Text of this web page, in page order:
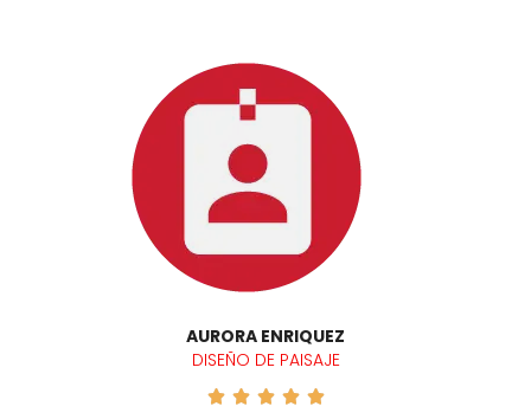
AURORA ENRIQUEZ
DISEÑO DE PAISAJE
    